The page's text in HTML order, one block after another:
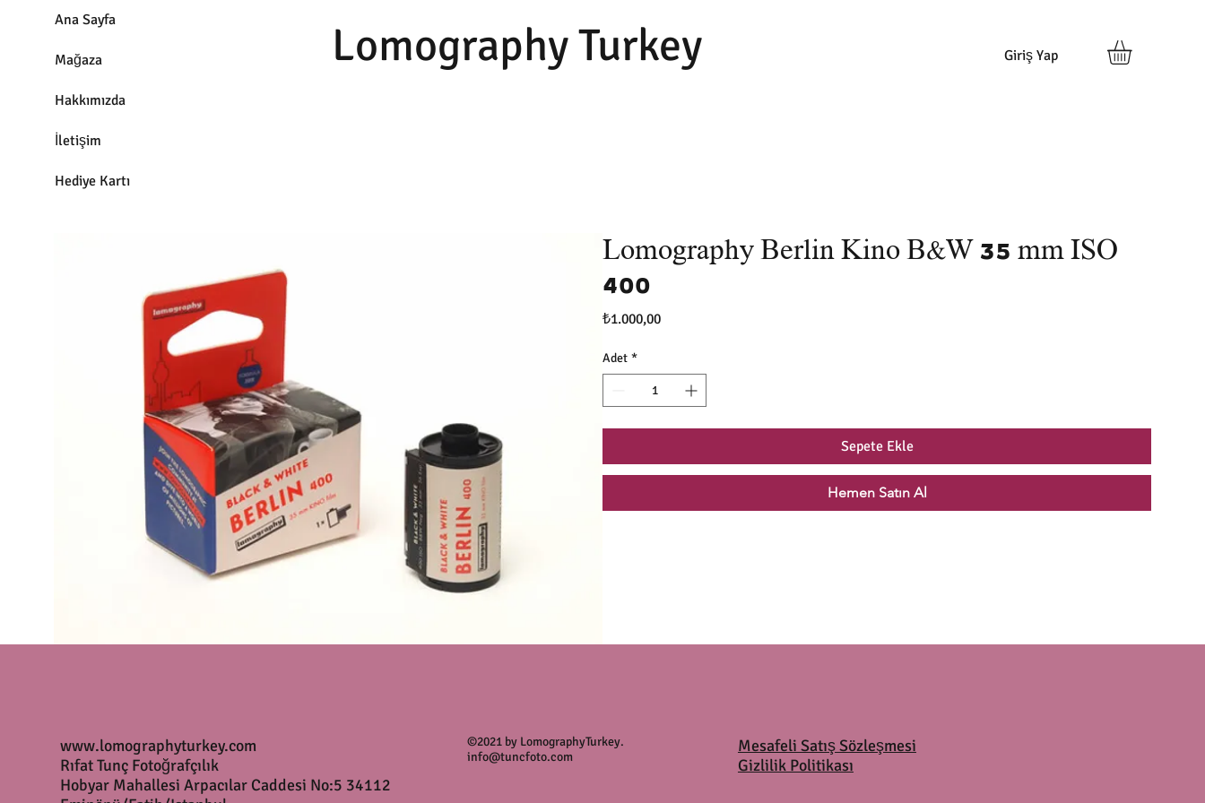
Ana Sayfa
Mağaza
Hakkımızda
İletişim
Hediye Kartı
Lomography Turkey Giriş Yap
Lomography Berlin Kino B&W 35 mm ISO
400
₺1.000,00Fiyat
Adet *
Sepete Ekle
Hemen Satın Al
©2021 by LomographyTurkey.
info@tuncfoto.com
Mesafeli Satış Sözleşmesi
Gizlilik Politikası
www.lomographyturkey.com
Rıfat Tunç Fotoğrafçılık
Hobyar Mahallesi Arpacılar Caddesi No:5 34112